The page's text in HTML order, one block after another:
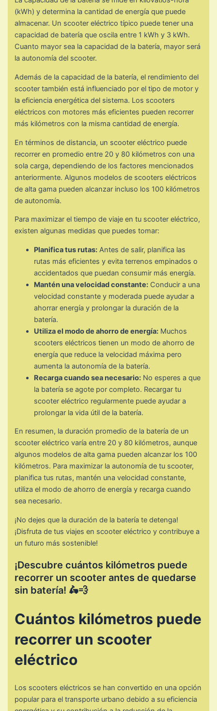
(kWh) y determina la cantidad de energía que puede
almacenar. Un scooter eléctrico típico puede tener una
capacidad de batería que oscila entre 1 kWh y 3 kWh.
Cuanto mayor sea la capacidad de la batería, mayor será
la autonomía del scooter.
Además de la capacidad de la batería, el rendimiento del
scooter también está influenciado por el tipo de motor y
la eficiencia energética del sistema. Los scooters
eléctricos con motores más eficientes pueden recorrer
más kilómetros con la misma cantidad de energía.
En términos de distancia, un scooter eléctrico puede
recorrer en promedio entre 20 y 80 kilómetros con una
sola carga, dependiendo de los factores mencionados
anteriormente. Algunos modelos de scooters eléctricos
de alta gama pueden alcanzar incluso los 100 kilómetros
de autonomía.
Para maximizar el tiempo de viaje en tu scooter eléctrico,
existen algunas medidas que puedes tomar:
Planifica tus rutas: Antes de salir, planifica las
rutas más eficientes y evita terrenos empinados o
accidentados que puedan consumir más energía.
Mantén una velocidad constante: Conducir a una
velocidad constante y moderada puede ayudar a
ahorrar energía y prolongar la duración de la
batería.
Utiliza el modo de ahorro de energía: Muchos
scooters eléctricos tienen un modo de ahorro de
energía que reduce la velocidad máxima pero
aumenta la autonomía de la batería.
Recarga cuando sea necesario: No esperes a que
la batería se agote por completo. Recargar tu
scooter eléctrico regularmente puede ayudar a
prolongar la vida útil de la batería.
En resumen, la duración promedio de la batería de un
scooter eléctrico varía entre 20 y 80 kilómetros, aunque
algunos modelos de alta gama pueden alcanzar los 100
kilómetros. Para maximizar la autonomía de tu scooter,
planifica tus rutas, mantén una velocidad constante,
utiliza el modo de ahorro de energía y recarga cuando
sea necesario.
¡No dejes que la duración de la batería te detenga!
¡Disfruta de tus viajes en scooter eléctrico y contribuye a
un futuro más sostenible!
¡Descubre cuántos kilómetros puede
recorrer un scooter antes de quedarse
sin batería! 🛵💨
Cuántos kilómetros puede
recorrer un scooter
eléctrico
Los scooters eléctricos se han convertido en una opción
popular para el transporte urbano debido a su eficiencia